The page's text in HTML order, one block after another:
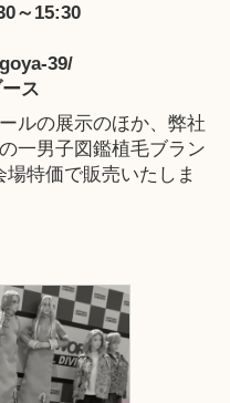
～15:30
39/
ス
ルの展示のほか、弊社
一男子図鑑植毛ブラン
特価で販売いたしま